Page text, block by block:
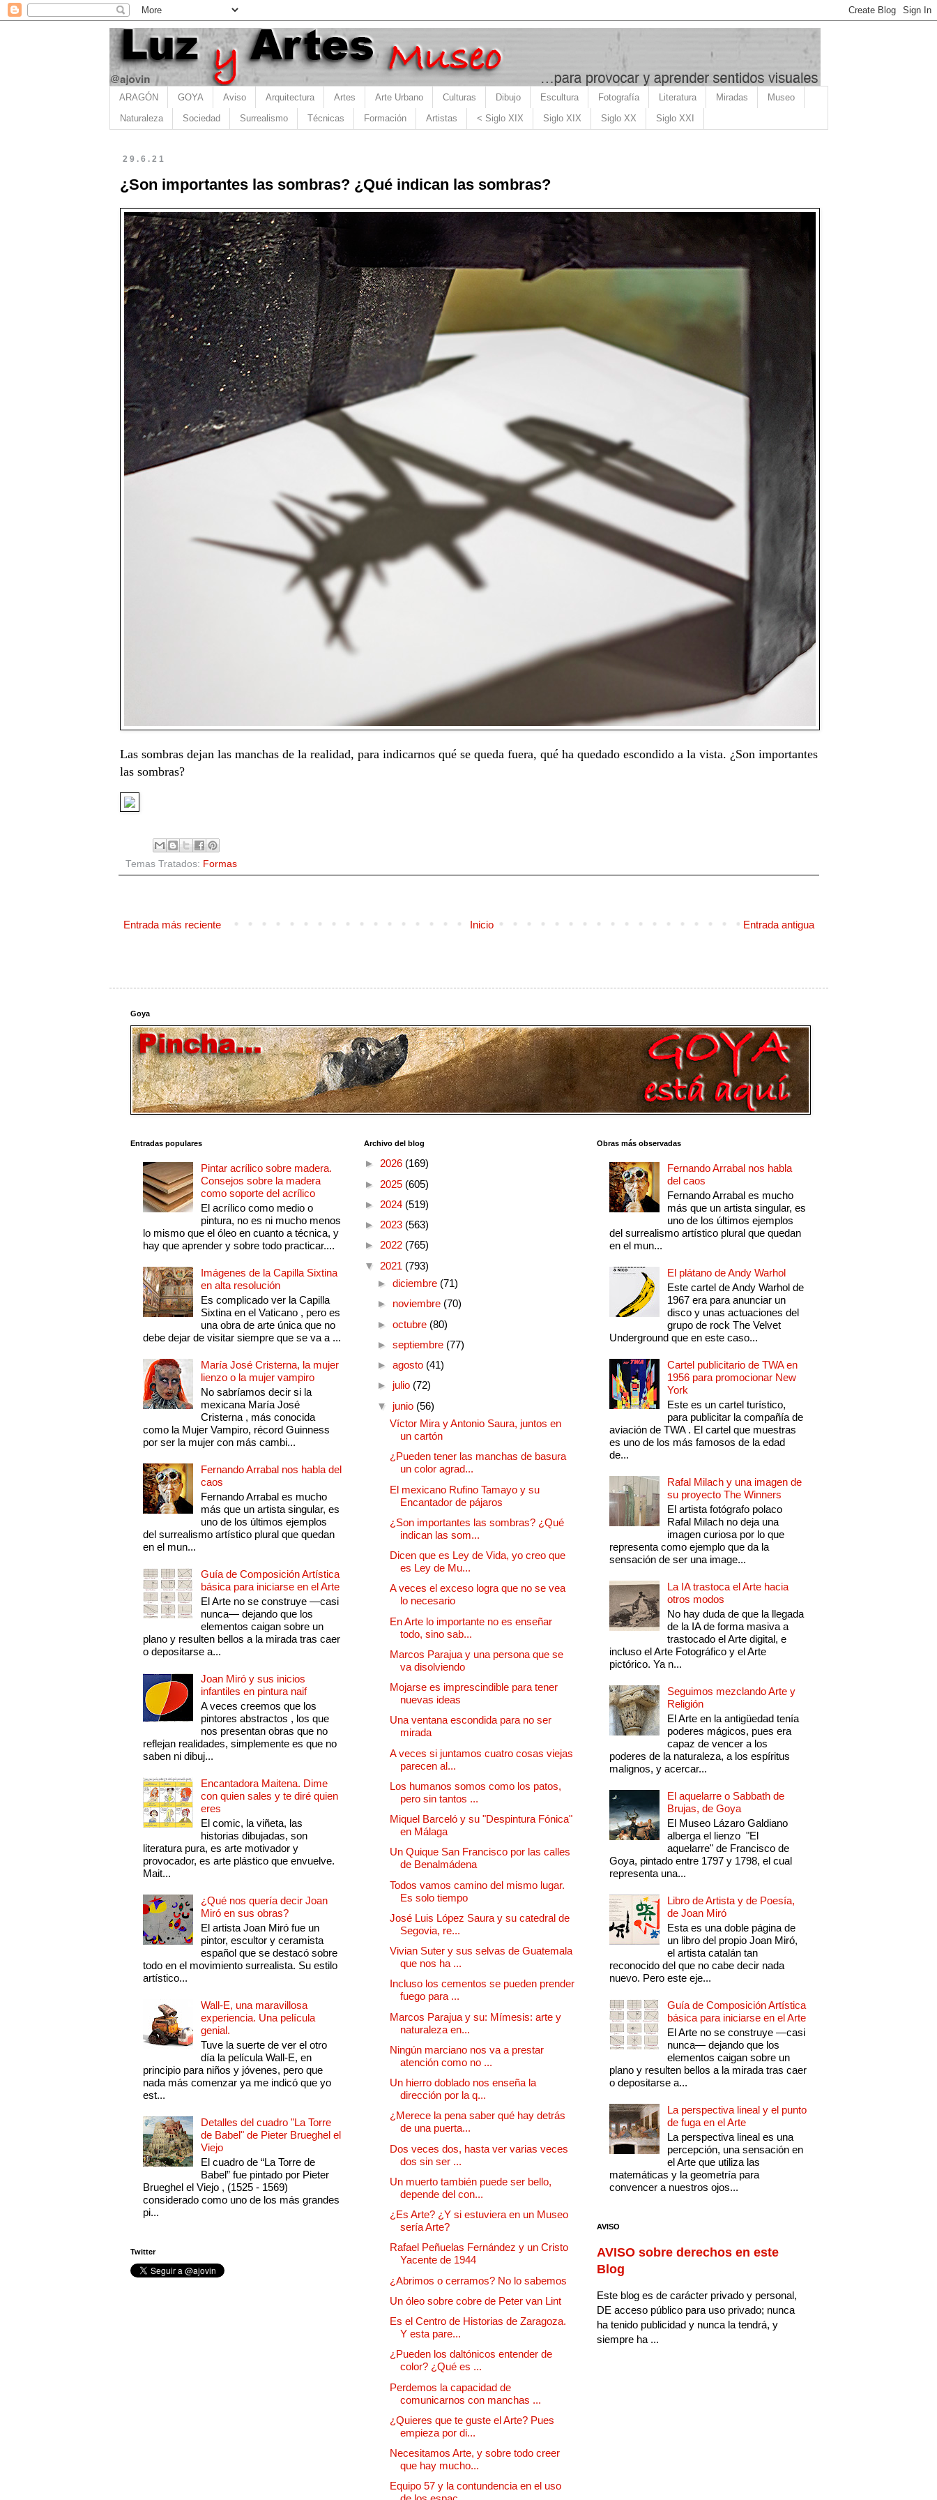
ARAGÓN GOYA Aviso Arquitectura Artes Arte Urbano Culturas Dibujo Escultura Fotografía Literatura Miradas Museo
Naturaleza Sociedad Surrealismo Técnicas Formación Artistas < Siglo XIX Siglo XIX Siglo XX Siglo XXI
29.6.21
¿Son importantes las sombras? ¿Qué indican las sombras?
Las sombras dejan las manchas de la realidad, para indicarnos qué se queda fuera, qué ha quedado escondido a la vista. ¿Son importantes
las sombras?
Temas Tratados: Formas
Entrada más reciente Entrada antigua
Inicio
Goya
Entradas populares
Pintar acrílico sobre madera.
Consejos sobre la madera
como soporte del acrílico
El acrílico como medio o
pintura, no es ni mucho menos
lo mismo que el óleo en cuanto a técnica, y
hay que aprender y sobre todo practicar....
Imágenes de la Capilla Sixtina
en alta resolución
Es complicado ver la Capilla
Sixtina en el Vaticano , pero es
una obra de arte única que no
debe dejar de visitar siempre que se va a ...
María José Cristerna, la mujer
lienzo o la mujer vampiro
No sabríamos decir si la
mexicana María José
Cristerna , más conocida
como la Mujer Vampiro, récord Guinness
por ser la mujer con más cambi...
Fernando Arrabal nos habla del
caos
Fernando Arrabal es mucho
más que un artista singular, es
uno de los últimos ejemplos
del surrealismo artístico plural que quedan
en el mun...
Guía de Composición Artística
básica para iniciarse en el Arte
El Arte no se construye —casi
nunca— dejando que los
elementos caigan sobre un
plano y resulten bellos a la mirada tras caer
o depositarse a...
Joan Miró y sus inicios
infantiles en pintura naif
A veces creemos que los
pintores abstractos , los que
nos presentan obras que no
reflejan realidades, simplemente es que no
saben ni dibuj...
Encantadora Maitena. Dime
con quien sales y te diré quien
eres
El comic, la viñeta, las
historias dibujadas, son
literatura pura, es arte motivador y
provocador, es arte plástico que envuelve.
Mait...
¿Qué nos quería decir Joan
Miró en sus obras?
El artista Joan Miró fue un
pintor, escultor y ceramista
español que se destacó sobre
todo en el movimiento surrealista. Su estilo
artístico...
Wall-E, una maravillosa
experiencia. Una película
genial.
Tuve la suerte de ver el otro
día la película Wall-E, en
principio para niños y jóvenes, pero que
nada más comenzar ya me indicó que yo
est...
Detalles del cuadro "La Torre
de Babel" de Pieter Brueghel el
Viejo
El cuadro de “La Torre de
Babel” fue pintado por Pieter
Brueghel el Viejo , (1525 - 1569)
considerado como uno de los más grandes
pi...
Twitter
Archivo del blog
► 2026 (169)
► 2025 (605)
► 2024 (519)
► 2023 (563)
► 2022 (765)
▼ 2021 (793)
► diciembre (71)
► noviembre (70)
► octubre (80)
► septiembre (77)
► agosto (41)
► julio (72)
▼ junio (56)
Víctor Mira y Antonio Saura, juntos en
un cartón
¿Pueden tener las manchas de basura
un color agrad...
El mexicano Rufino Tamayo y su
Encantador de pájaros
¿Son importantes las sombras? ¿Qué
indican las som...
Dicen que es Ley de Vida, yo creo que
es Ley de Mu...
A veces el exceso logra que no se vea
lo necesario
En Arte lo importante no es enseñar
todo, sino sab...
Marcos Parajua y una persona que se
va disolviendo
Mojarse es imprescindible para tener
nuevas ideas
Una ventana escondida para no ser
mirada
A veces si juntamos cuatro cosas viejas
parecen al...
Los humanos somos como los patos,
pero sin tantos ...
Miquel Barceló y su "Despintura Fónica"
en Málaga
Un Quique San Francisco por las calles
de Benalmádena
Todos vamos camino del mismo lugar.
Es solo tiempo
José Luis López Saura y su catedral de
Segovia, re...
Vivian Suter y sus selvas de Guatemala
que nos ha ...
Incluso los cementos se pueden prender
fuego para ...
Marcos Parajua y su: Mímesis: arte y
naturaleza en...
Ningún marciano nos va a prestar
atención como no ...
Un hierro doblado nos enseña la
dirección por la q...
¿Merece la pena saber qué hay detrás
de una puerta...
Dos veces dos, hasta ver varias veces
dos sin ser ...
Un muerto también puede ser bello,
depende del con...
¿Es Arte? ¿Y si estuviera en un Museo
sería Arte?
Rafael Peñuelas Fernández y un Cristo
Yacente de 1944
¿Abrimos o cerramos? No lo sabemos
Un óleo sobre cobre de Peter van Lint
Es el Centro de Historias de Zaragoza.
Y esta pare...
¿Pueden los daltónicos entender de
color? ¿Qué es ...
Perdemos la capacidad de
comunicarnos con manchas ...
¿Quieres que te guste el Arte? Pues
empieza por di...
Necesitamos Arte, y sobre todo creer
que hay mucho...
Equipo 57 y la contundencia en el uso
Obras más observadas
Fernando Arrabal nos habla
del caos
Fernando Arrabal es mucho
más que un artista singular, es
uno de los últimos ejemplos
del surrealismo artístico plural que quedan
en el mun...
El plátano de Andy Warhol
Este cartel de Andy Warhol de
1967 era para anunciar un
disco y unas actuaciones del
grupo de rock The Velvet
Underground que en este caso...
Cartel publicitario de TWA en
1956 para promocionar New
York
Este es un cartel turístico,
para publicitar la compañía de
aviación de TWA . El cartel que muestras
es uno de los más famosos de la edad
de...
Rafal Milach y una imagen de
su proyecto The Winners
El artista fotógrafo polaco
Rafal Milach no deja una
imagen curiosa por lo que
representa como ejemplo que da la
sensación de ser una image...
La IA trastoca el Arte hacia
otros modos
No hay duda de que la llegada
de la IA de forma masiva a
trastocado el Arte digital, e
incluso el Arte Fotográfico y el Arte
pictórico. Ya n...
Seguimos mezclando Arte y
Religión
El Arte en la antigüedad tenía
poderes mágicos, pues era
capaz de vencer a los
poderes de la naturaleza, a los espíritus
malignos, y acercar...
El aquelarre o Sabbath de
Brujas, de Goya
El Museo Lázaro Galdiano
alberga el lienzo "El
aquelarre" de Francisco de
Goya, pintado entre 1797 y 1798, el cual
representa una...
Libro de Artista y de Poesía,
de Joan Miró
Esta es una doble página de
un libro del propio Joan Miró,
el artista catalán tan
reconocido del que no cabe decir nada
nuevo. Pero este eje...
Guía de Composición Artística
básica para iniciarse en el Arte
El Arte no se construye —casi
nunca— dejando que los
elementos caigan sobre un
plano y resulten bellos a la mirada tras caer
o depositarse a...
La perspectiva lineal y el punto
de fuga en el Arte
La perspectiva lineal es una
percepción, una sensación en
el Arte que utiliza las
matemáticas y la geometría para
convencer a nuestros ojos...
AVISO
AVISO sobre derechos en este
Blog
Este blog es de carácter privado y personal,
DE acceso público para uso privado; nunca
ha tenido publicidad y nunca la tendrá, y
siempre ha ...